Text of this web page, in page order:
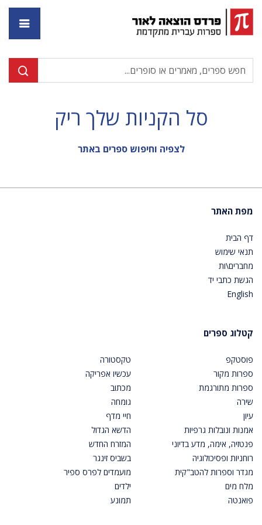
סל הקניות שלך ריק
לצפיה וחיפוש ספרים באתר
מפת האתר
דף הבית
תנאי שימוש
מחברים\ות
הגשת כתבי יד
English
קטלוג ספרים
פוסטקפ
ספרות מקור
ספרות מתורגמת
שירה
עיון
אמנות ונובלות גרפיות
פנטזיה, אימה, מדע בדיוני
רוחניות ופסיכולוגיה
מגדר וספרות להטב"קית
מלח מים
פואנטה
טקסטורה
עכשיו אפריקה
מכתוב
גומחה
חיי מדף
הדשא הגדול
המזרח החדש
בשביס זינגר
מועמדים לפרס ספיר
ילדים
תמונע